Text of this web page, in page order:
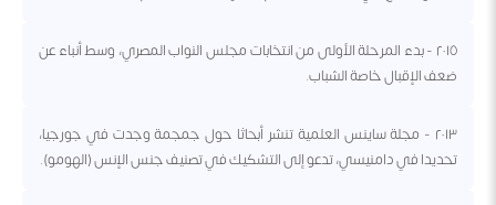
٢٠١٥ - بدء المرحلة الأولى من انتخابات مجلس النواب المصري، وسط أنباء عن
ضعف الإقبال خاصة الشباب.
٢٠١٣ - مجلة ساينس العلمية تنشر أبحاثا حول جمجمة وجدت في جورجيا،
تحديدا في دامنيسي، تدعو إلى التشكيك في تصنيف جنس الإنس (الهومو).